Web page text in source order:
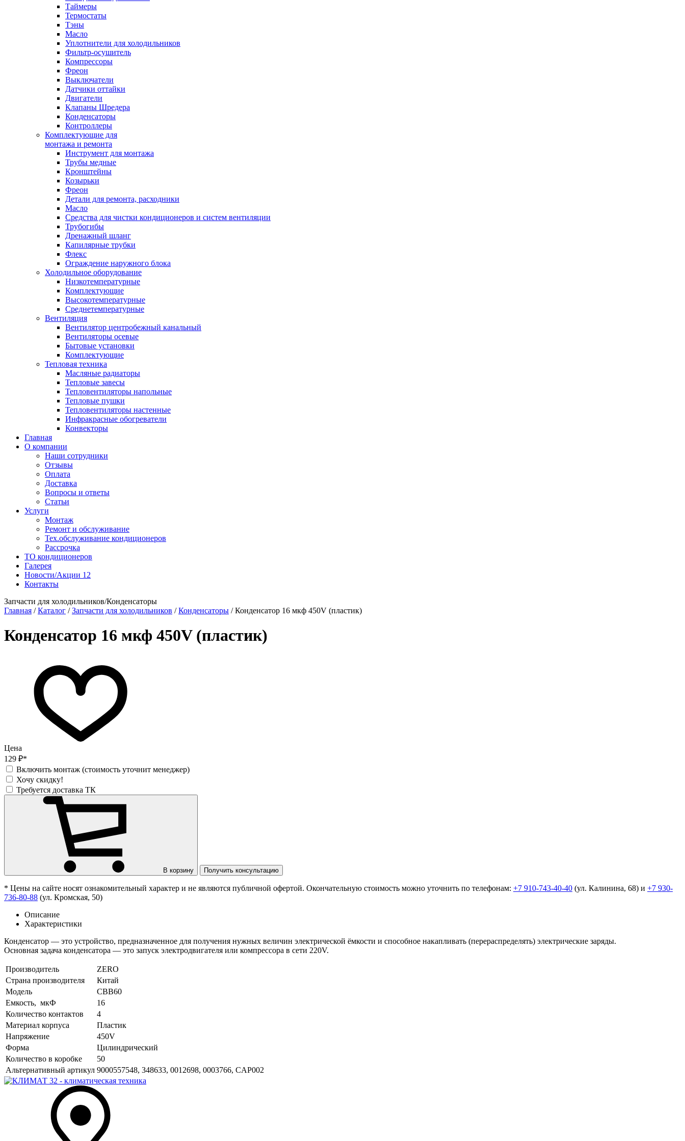
Таймеры
Термостаты
Тэны
Масло
Уплотнители для холодильников
Фильтр-осушитель
Компрессоры
Фреон
Выключатели
Датчики оттайки
Двигатели
Клапаны Шредера
Конденсаторы
Контроллеры
Комплектующие для
монтажа и ремонта
Инструмент для монтажа
Трубы медные
Кронштейны
Козырьки
Фреон
Детали для ремонта, расходники
Масло
Средства для чистки кондиционеров и систем вентиляции
Трубогибы
Дренажный шланг
Капилярные трубки
Флекс
Ограждение наружного блока
Холодильное оборудование
Низкотемпературные
Комплектующие
Высокотемпературные
Среднетемпературные
Вентиляция
Вентилятор центробежный канальный
Вентиляторы осевые
Бытовые установки
Комплектующие
Тепловая техника
Масляные радиаторы
Тепловые завесы
Тепловентиляторы напольные
Тепловые пушки
Тепловентиляторы настенные
Инфракрасные обогреватели
Конвекторы
Главная
О компании
Наши сотрудники
Отзывы
Оплата
Доставка
Вопросы и ответы
Статьи
Услуги
Монтаж
Ремонт и обслуживание
Тех.обслуживание кондиционеров
Рассрочка
ТО кондиционеров
Галерея
Новости/Акции 12
Контакты
Запчасти для холодильников/Конденсаторы
Главная /Каталог /Запчасти для холодильников /Конденсаторы /Конденсатор 16 мкф 450V (пластик)
Конденсатор 16 мкф 450V (пластик)
Цена
129 ₽*
Включить монтаж (стоимость уточнит менеджер)
Хочу скидку!
Требуется доставка ТК
В корзину Получить консультацию
* Цены на сайте носят ознакомительный характер и не являются публичной офертой. Окончательную стоимость можно уточнить по телефонам: +7 910-743-40-40 (ул. Калинина, 68) и +7 930-
736-80-88 (ул. Кромская, 50)
Описание
Характеристики
Конденсатор — это устройство, предназначенное для получения нужных величин электрической ёмкости и способное накапливать (перераспределять) электрические заряды.
Основная задача конденсатора — это запуск электродвигателя или компрессора в сети 220V.
Производитель
ZERO
Страна производителя
Китай
Модель
CBB60
Емкость, мкФ
16
Количество контактов
4
Материал корпуса
Пластик
Напряжение
450V
Форма
Цилиндрический
Количество в коробке
50
Альтернативный артикул 9000557548, 348633, 0012698, 0003766, CAP002